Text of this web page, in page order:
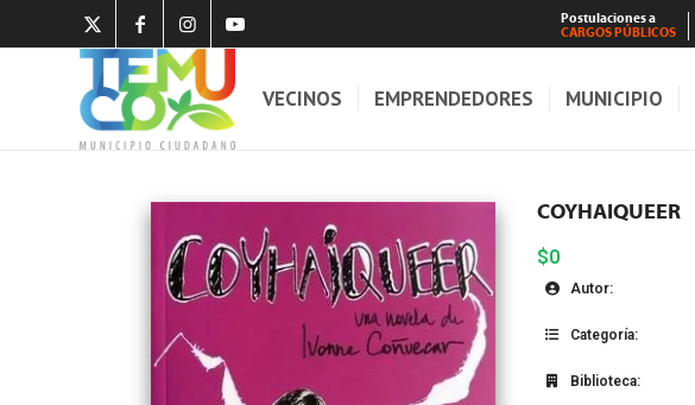
Postulaciones a
CARGOS PÚBLICOS
VECINOS EMPRENDEDORES MUNICIPIO
COYHAIQUEER
$0
Autor:
Categoría:
Biblioteca: